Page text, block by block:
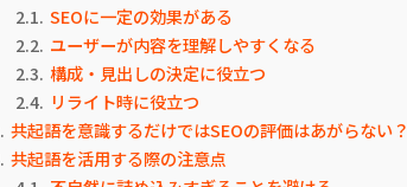
2.1 SEOに一定の効果がある
2.2 ユーザーが内容を理解しやすくなる
2.3 構成・見出しの決定に役立つ
2.4 リライト時に役立つ
共起語を意識するだけではSEOの評価はあがらない？
共起語を活用する際の注意点